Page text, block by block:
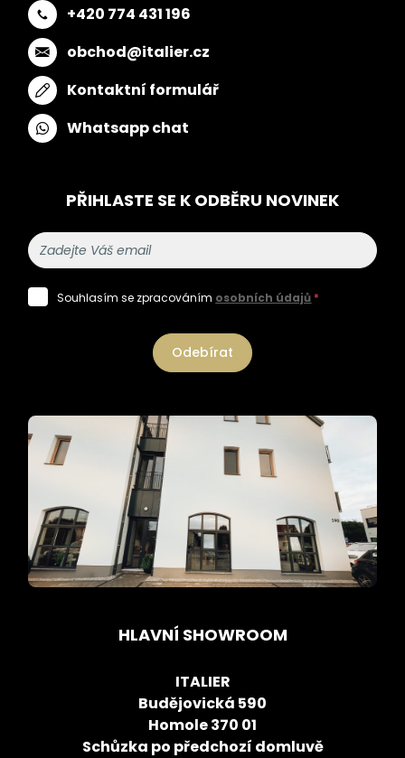
+420 774 431 196
obchod@italier.cz
Kontaktní formulář
Whatsapp chat
PŘIHLASTE SE K ODBĚRU NOVINEK
Souhlasím se zpracováním osobních údajů *
Odebírat
HLAVNÍ SHOWROOM
ITALIER
Budějovická 590
Homole 370 01
Schůzka po předchozí domluvě